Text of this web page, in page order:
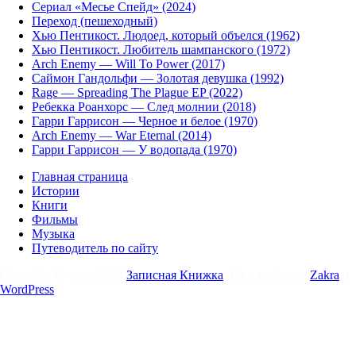
Сериал «Месье Спейд» (2024)
Переход (пешеходный)
Хью Пентикост. Людоед, который объелся (1962)
Хью Пентикост. Любитель шампанского (1972)
Arch Enemy — Will To Power (2017)
Саймон Гандольфи — Золотая девушка (1992)
Rage — Spreading The Plague EP (2022)
Ребекка Роанхорс — След молнии (2018)
Гарри Гаррисон — Черное и белое (1970)
Arch Enemy — War Eternal (2014)
Гарри Гаррисон — У водопада (1970)
Главная страница
Истории
Книги
Фильмы
Музыка
Путеводитель по сайту
Записная Книжка Zakra
WordPress